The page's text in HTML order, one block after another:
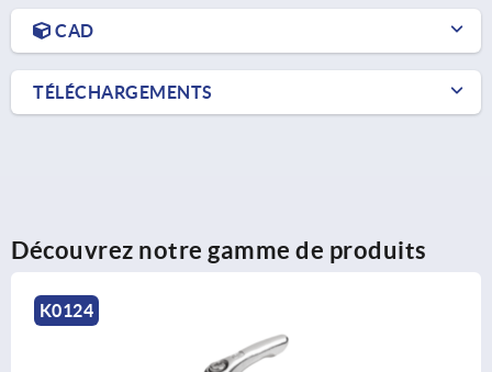
CAD
TÉLÉCHARGEMENTS
Découvrez notre gamme de produits
K0124